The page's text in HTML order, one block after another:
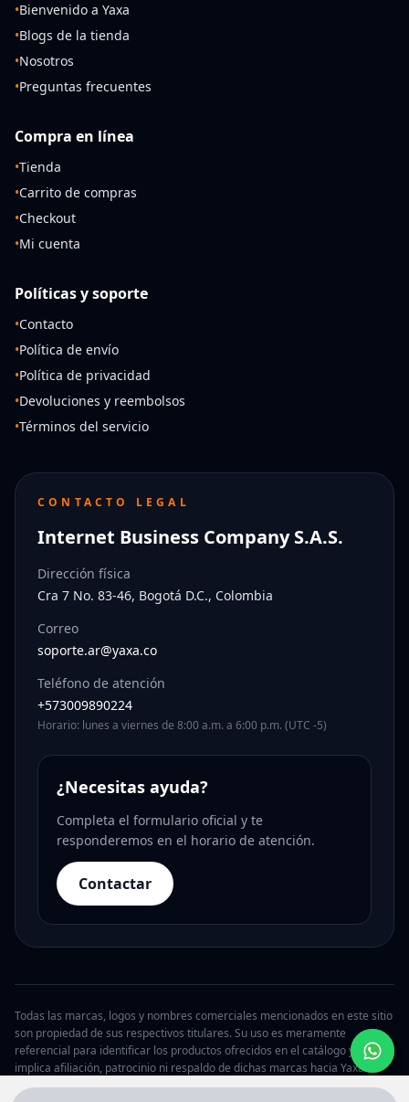
•Bienvenido a Yaxa
•Blogs de la tienda
•Nosotros
•Preguntas frecuentes
Compra en línea
•Tienda
•Carrito de compras
•Checkout
•Mi cuenta
Políticas y soporte
•Contacto
•Política de envío
•Política de privacidad
•Devoluciones y reembolsos
•Términos del servicio
CONTACTO LEGAL
Internet Business Company S.A.S.
Dirección física
Cra 7 No. 83-46, Bogotá D.C., Colombia
Correo
soporte.ar@yaxa.co
Teléfono de atención
+573009890224
Horario: lunes a viernes de 8:00 a.m. a 6:00 p.m. (UTC -5)
¿Necesitas ayuda?
Completa el formulario oficial y te
responderemos en el horario de atención.
Contactar
Todas las marcas, logos y nombres comerciales mencionados en este sitio
son propiedad de sus respectivos titulares. Su uso es meramente
referencial para identificar los productos ofrecidos en el catálogo y no
implica afiliación, patrocinio ni respaldo de dichas marcas hacia Yaxa.
© 2026 Yaxa Argentina. Todos los derechos reservados.